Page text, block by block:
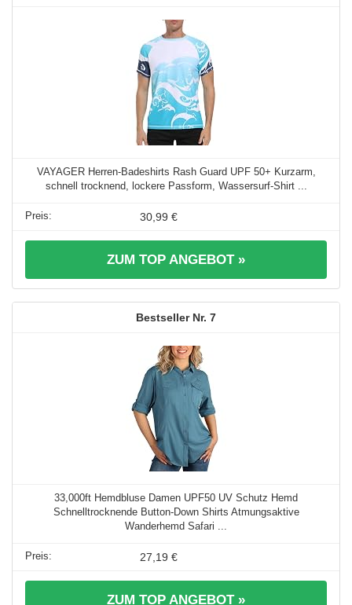
VAYAGER Herren-Badeshirts Rash Guard UPF 50+ Kurzarm,
schnell trocknend, lockere Passform, Wassersurf-Shirt ...
30,99 €
ZUM TOP ANGEBOT »
7
33,000ft Hemdbluse Damen UPF50 UV Schutz Hemd
Schnelltrocknende Button-Down Shirts Atmungsaktive
Wanderhemd Safari ...
27,19 €
ZUM TOP ANGEBOT »